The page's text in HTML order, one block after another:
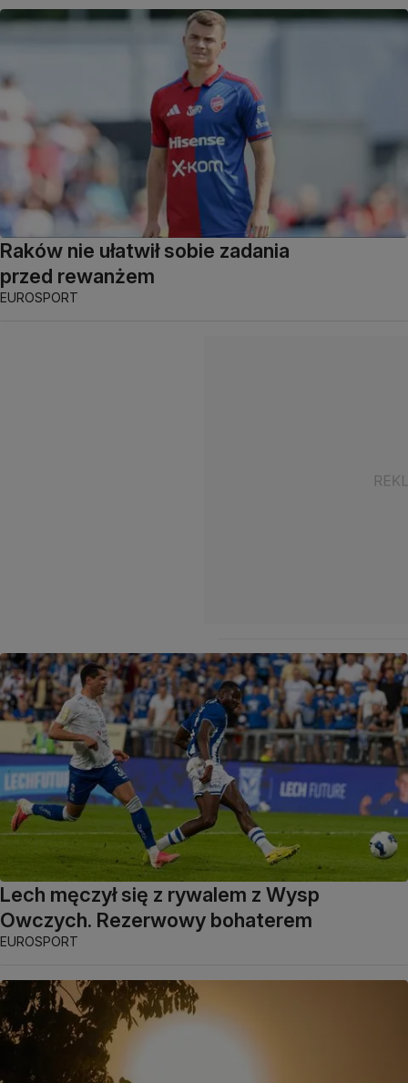
Raków nie ułatwił sobie zadania
przed rewanżem
EUROSPORT
Lech męczył się z rywalem z Wysp
Owczych. Rezerwowy bohaterem
EUROSPORT